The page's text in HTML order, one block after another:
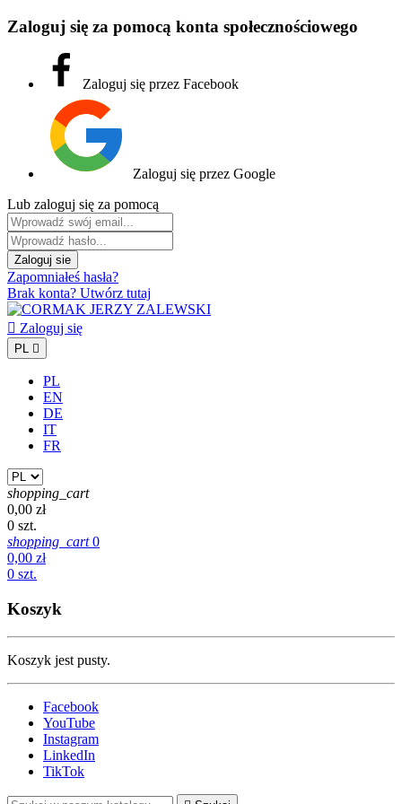
Zaloguj się za pomocą konta społecznościowego
Zaloguj się przez Facebook
Zaloguj się przez Google
Lub zaloguj się za pomocą
Zaloguj sie
Zapomniałeś hasła?
Brak konta? Utwórz tutaj
 Zaloguj się
PL 
PL
EN
DE
IT
FR
shopping_cart
0,00 zł
0 szt.
shopping_cart 0
0,00 zł
0 szt.
Koszyk
Koszyk jest pusty.
Facebook
YouTube
Instagram
LinkedIn
TikTok